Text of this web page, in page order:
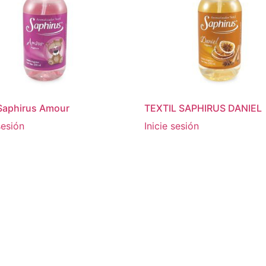
Amour
TEXTIL SAPHIRUS DANIEL
Inicie sesión